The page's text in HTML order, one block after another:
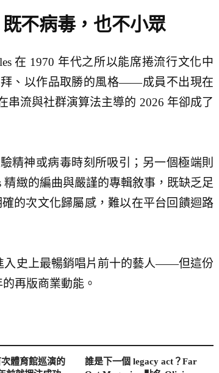
不病毒，也不小眾
在 1970 年代之所以能席捲流行文化中
、以作品取勝的風格——成員不出現在
流與社群演算法主導的 2026 年卻成了
精神或病毒時刻所吸引；另一個極端則
精緻的編曲與嚴謹的專輯敘事，既缺乏足
的次文化歸屬感，難以在平台回饋迴路
入史上最暢銷唱片前十的藝人——但這份
再版商業動能。
體育館巡演的
誰是下一個 legacy act？Far